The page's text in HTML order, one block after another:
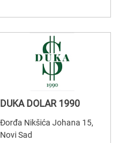
DUKA DOLAR 1990
Đorđa Nikšića Johana 15,
Novi Sad